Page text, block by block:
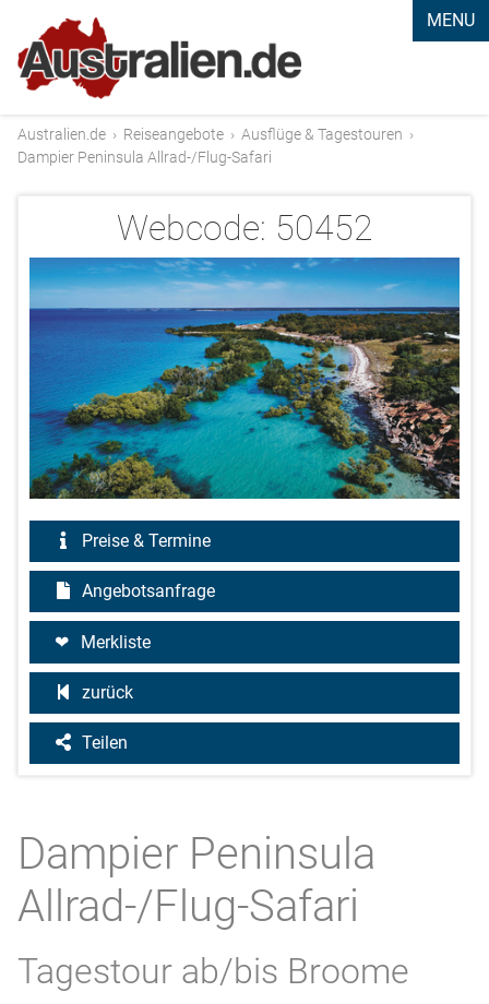
MENU
Australien.de › Reiseangebote › Ausflüge & Tagestouren ›
Dampier Peninsula Allrad-/Flug-Safari
Webcode: 50452
Preise & Termine
Angebotsanfrage
Merkliste
zurück
Teilen
Dampier Peninsula
Allrad-/Flug-Safari
Tagestour ab/bis Broome